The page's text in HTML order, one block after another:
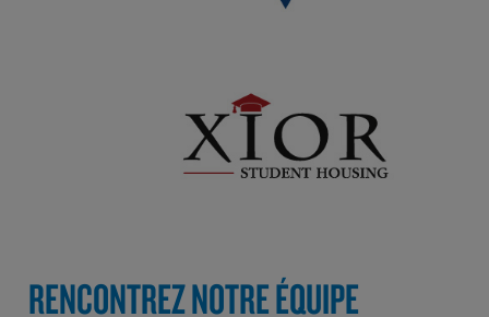
RENCONTREZ NOTRE ÉQUIPE